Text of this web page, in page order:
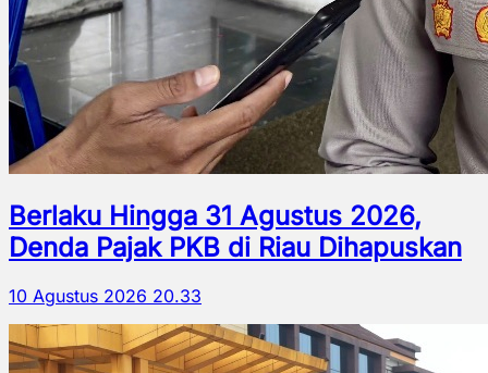
Berlaku Hingga 31 Agustus 2026,
Denda Pajak PKB di Riau Dihapuskan
10 Agustus 2026 20.33